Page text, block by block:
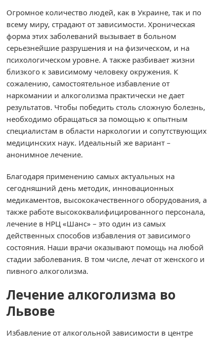
Огромное количество людей, как в Украине, так и по
всему миру, страдают от зависимости. Хроническая
форма этих заболеваний вызывает в больном
серьезнейшие разрушения и на физическом, и на
психологическом уровне. А также разбивает жизни
близкого к зависимому человеку окружения. К
сожалению, самостоятельное избавление от
наркомании и алкоголизма практически не дает
результатов. Чтобы победить столь сложную болезнь,
необходимо обращаться за помощью к опытным
специалистам в области наркологии и сопутствующих
медицинских наук. Идеальный же вариант –
анонимное лечение.
Благодаря применению самых актуальных на
сегодняшний день методик, инновационных
медикаментов, высококачественного оборудования, а
также работе высококвалифицированного персонала,
лечение в НРЦ «Шанс» – это один из самых
действенных способов избавления от зависимого
состояния. Наши врачи оказывают помощь на любой
стадии заболевания. В том числе, лечат от женского и
пивного алкоголизма.
Лечение алкоголизма во
Львове
Избавление от алкогольной зависимости в центре